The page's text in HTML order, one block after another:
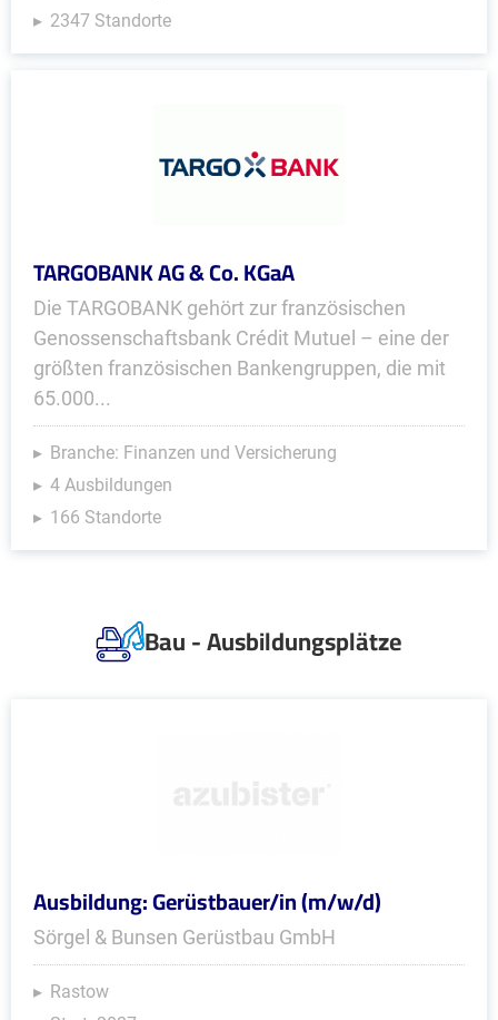
2347 Standorte
TARGOBANK AG & Co. KGaA
Die TARGOBANK gehört zur französischen
Genossenschaftsbank Crédit Mutuel – eine der
größten französischen Bankengruppen, die mit
65.000...
Branche: Finanzen und Versicherung
4 Ausbildungen
166 Standorte
Bau - Ausbildungsplätze
Ausbildung: Gerüstbauer/in (m/w/d)
Sörgel & Bunsen Gerüstbau GmbH
Rastow